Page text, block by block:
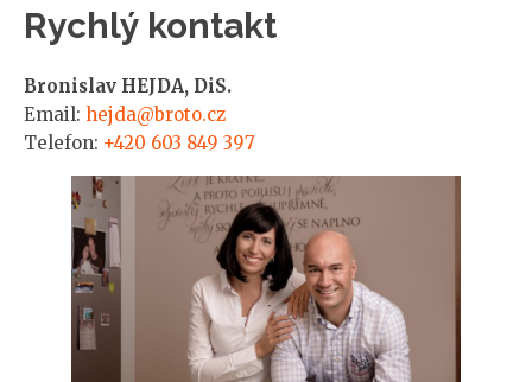
Rychlý kontakt
Bronislav HEJDA, DiS.
Email: hejda@broto.cz
Telefon: +420 603 849 397